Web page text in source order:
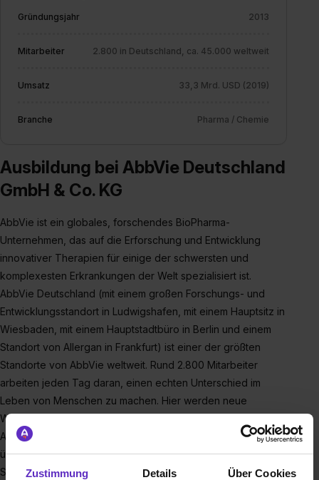
Zustimmung Details Über Cookies
Gründungsjahr 2013
Mitarbeiter 2.800 in Deutschland, ca. 45.000 weltweit
Umsatz 33,3 Mrd. USD (2019)
Branche Pharma / Chemie
Ausbildung bei AbbVie Deutschland
GmbH & Co. KG
AbbVie ist ein globales, forschendes BioPharma-
Unternehmen, das auf die Erforschung und Entwicklung
innovativer Therapien für einige der schwersten und
komplexesten Erkrankungen der Welt spezialisiert ist.
AbbVie Deutschland (mit einem großen Forschungs- und
Entwicklungsstandort in Ludwigshafen, mit einem Hauptsitz in
Wiesbaden, mit einem Hauptstadtbüro in Berlin und einem
Standort von Allergan in Frankfurt) ist einer der größten
Standorte von AbbVie weltweit. Rund 2.800 Mitarbeiter
arbeiten jeden Tag daran, einen echten Unterschied im
Leben von Menschen zu machen. Hier werden neue
Wirkstoffe erforscht und Arzneimittel entwickelt, viele
Aspekte klinischer Studien koordiniert und Medikamente für
über 100 Länder produziert. Mit unseren
Spezialmedikamenten und Biologika sind wir führend in